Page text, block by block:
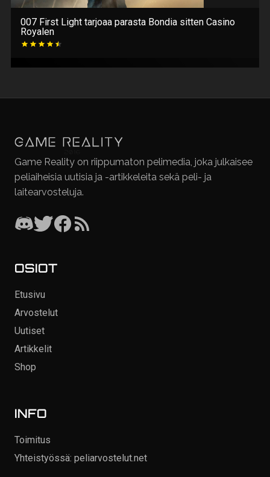
007 First Light tarjoaa parasta Bondia sitten Casino
Royalen
Game Reality on riippumaton pelimedia, joka julkaisee
peliaiheisia uutisia ja -artikkeleita sekä peli- ja
laitearvosteluja.
OSIOT
Etusivu
Arvostelut
Uutiset
Artikkelit
Shop
INFO
Toimitus
Yhteistyössä: peliarvostelut.net